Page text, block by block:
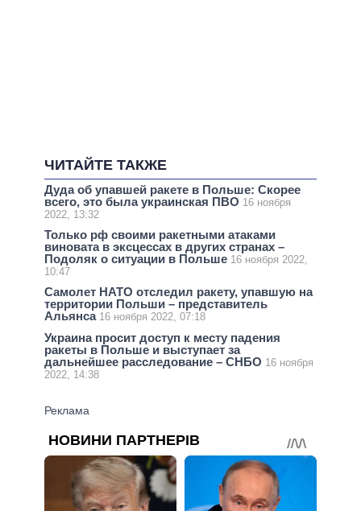
ЧИТАЙТЕ ТАКЖЕ
Дуда об упавшей ракете в Польше: Скорее
всего, это была украинская ПВО 16 ноября
2022, 13:32
Только рф своими ракетными атаками
виновата в эксцессах в других странах –
Подоляк о ситуации в Польше 16 ноября 2022,
10:47
Самолет НАТО отследил ракету, упавшую на
территории Польши – представитель
Альянса 16 ноября 2022, 07:18
Украина просит доступ к месту падения
ракеты в Польше и выступает за
дальнейшее расследование – СНБО 16 ноября
2022, 14:38